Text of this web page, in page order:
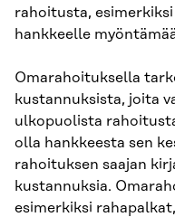
rahoitusta,
hankkeelle
Omarahoituksella
kustannuksista, joita
ulkopuolista
olla hankkeesta sen
rahoituksen saajan
kustannuksia.
esimerkiksi